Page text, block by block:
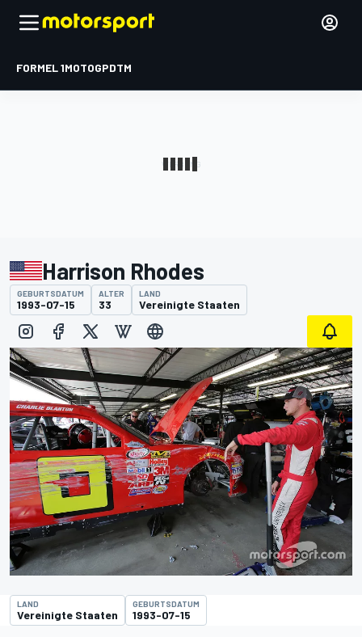
FORMEL 1MOTOGPDTM
Harrison Rhodes
GEBURTSDATUM
1993-07-15
ALTER
33
LAND
Vereinigte Staaten
LAND
Vereinigte Staaten
GEBURTSDATUM
1993-07-15